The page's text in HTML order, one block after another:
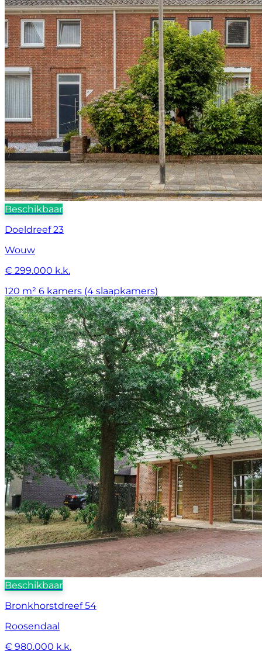
Beschikbaar
Doeldreef 23
Wouw
€ 299.000 k.k.
120 m² 6 kamers (4 slaapkamers)
Beschikbaar
Bronkhorstdreef 54
Roosendaal
€ 980.000 k.k.